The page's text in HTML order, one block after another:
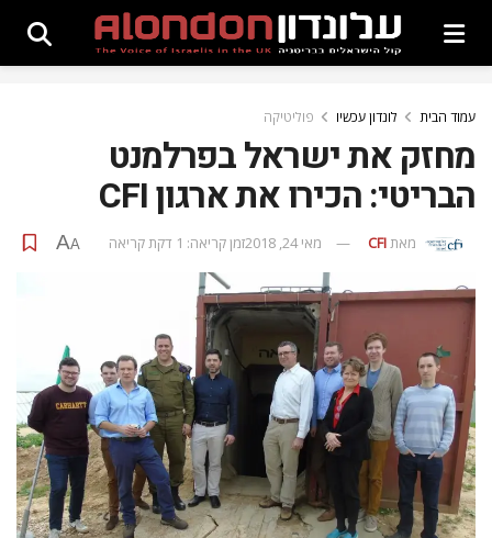
עמוד הבית לונדון עכשיו פוליטיקה
מחזק את ישראל בפרלמנט
הבריטי: הכירו את ארגון CFI
מאתCFI מאי 24, 2018 זמן קריאה: 1 דקת קריאה A
A